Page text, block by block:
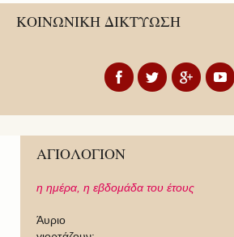
ΚΟΙΝΩΝΙΚΗ ΔΙΚΤΥΩΣΗ
ΑΓΙΟΛΟΓΙΟΝ
η ημέρα, η εβδομάδα του έτους
Άυριο